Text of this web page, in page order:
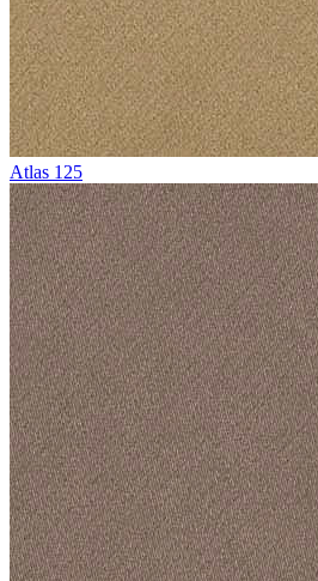
Atlas 125